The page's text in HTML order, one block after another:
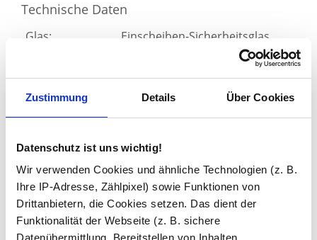
Zustimmung Details Über Cookies
Datenschutz ist uns wichtig!
Wir verwenden Cookies und ähnliche Technologien (z. B.
Ihre IP-Adresse, Zählpixel) sowie Funktionen von
Drittanbietern, die Cookies setzen. Das dient der
Funktionalität der Webseite (z. B. sichere
Datenübermittlung, Bereitstellen von Inhalten,
Technische Daten
Glas:
Einscheiben-Sicherheitsglas
Glasstärke:
6 mm oder optional 8 mm
Lichte Breite:
700 - 1500 mm
Höhe:*
1500 - 2300 mm
Einbausituation:
Ecke
Tür:
Drehtüren öffnen um 90° nach
außen
Breite 500 - 1000 mm
Beschläge:
Zink-Druck-Guss
glanzverchromt (Standard)